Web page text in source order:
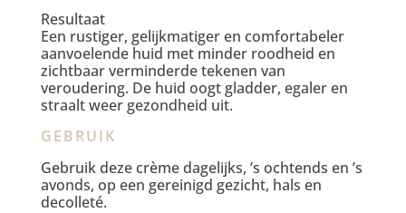
Resultaat
Een rustiger, gelijkmatiger en comfortabeler
aanvoelende huid met minder roodheid en
zichtbaar verminderde tekenen van
veroudering. De huid oogt gladder, egaler en
straalt weer gezondheid uit.
GEBRUIK
Gebruik deze crème dagelijks, ’s ochtends en ’s
avonds, op een gereinigd gezicht, hals en
decolleté.